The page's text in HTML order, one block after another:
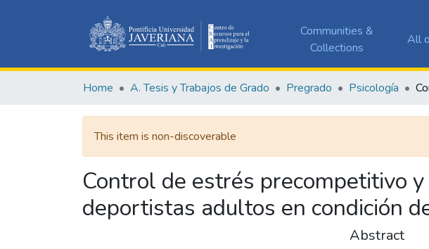
Communities &
Collections
All
Home A. Tesis y Trabajos de Grado Pregrado Psicología
This item is non-discoverable
Control de estrés precompetitivo
deportistas adultos en condición
Abstract